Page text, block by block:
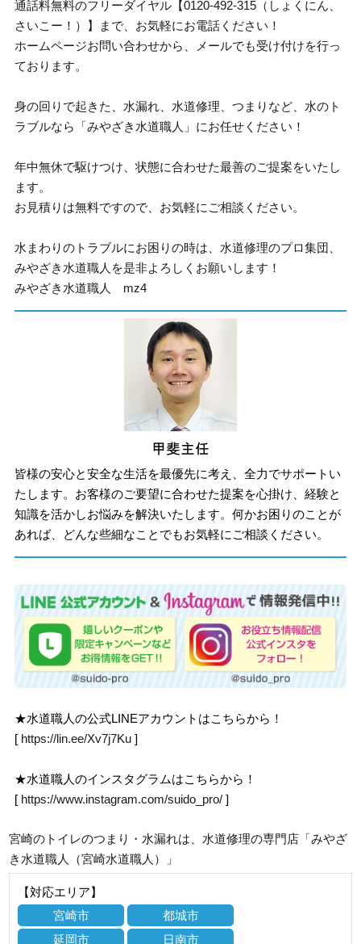
通話料無料のフリーダイヤル【0120-492-315（しょくにん、
さいこー！）】まで、お気軽にお電話ください！
ホームページお問い合わせから、メールでも受け付けを行っ
ております。
身の回りで起きた、水漏れ、水道修理、つまりなど、水のト
ラブルなら「みやざき水道職人」にお任せください！
年中無休で駆けつけ、状態に合わせた最善のご提案をいたし
ます。
お見積りは無料ですので、お気軽にご相談ください。
水まわりのトラブルにお困りの時は、水道修理のプロ集団、
みやざき水道職人を是非よろしくお願いします！
みやざき水道職人 mz4
皆様の安心と安全な生活を最優先に考え、全力でサポートい
たします。お客様のご要望に合わせた提案を心掛け、経験と
知識を活かしお悩みを解決いたします。何かお困りのことが
あれば、どんな些細なことでもお気軽にご相談ください。
★水道職人の公式LINEアカウントはこちらから！
[ https://lin.ee/Xv7j7Ku ]
★水道職人のインスタグラムはこちらから！
[ https://www.instagram.com/suido_pro/ ]
宮崎のトイレのつまり・水漏れは、水道修理の専門店「みやざ
き水道職人（宮崎水道職人）」
【対応エリア】
宮崎市
都城市
延岡市
日南市